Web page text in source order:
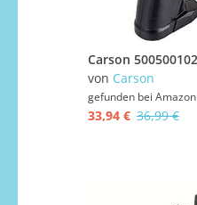
von Carson
gefunden bei Amazon
33,94 € 36,99 €